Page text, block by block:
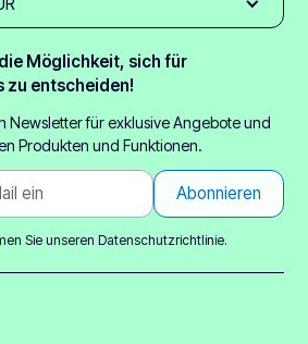
Möglichkeit, sich für
entscheiden!
Newsletter für exklusive Angebote und
Produkten und Funktionen.
Sie unserenDatenschutzrichtlinie.